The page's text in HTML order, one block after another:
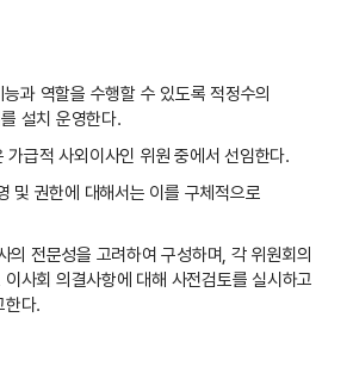
과 역할을 수행할 수 있도록 적정수의
설치 운영한다.
가급적 사외이사인 위원 중에서 선임한다.
및 권한에 대해서는 이를 구체적으로
의 전문성을 고려하여 구성하며, 각 위원회의
사회 의결사항에 대해 사전검토를 실시하고
한다.